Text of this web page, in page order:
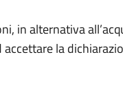
in alternativa
la